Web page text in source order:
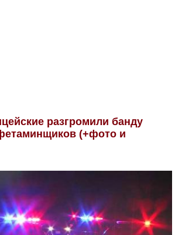
разгромили банду
(+фото и